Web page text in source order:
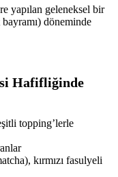
yapılan geleneksel bir
döneminde
Hafifliğinde
topping’lerle
kırmızı fasulyeli